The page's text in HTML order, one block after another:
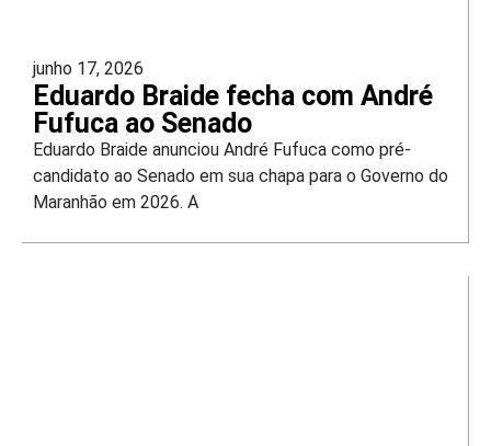
junho 17, 2026
Eduardo Braide fecha com André
Fufuca ao Senado
Eduardo Braide anunciou André Fufuca como pré-
candidato ao Senado em sua chapa para o Governo do
Maranhão em 2026. A